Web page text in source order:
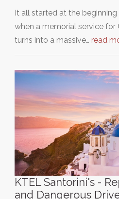
It all started at the
when a memorial service for
turns into a massive… read
KTEL Santorini's -
and Dangerous